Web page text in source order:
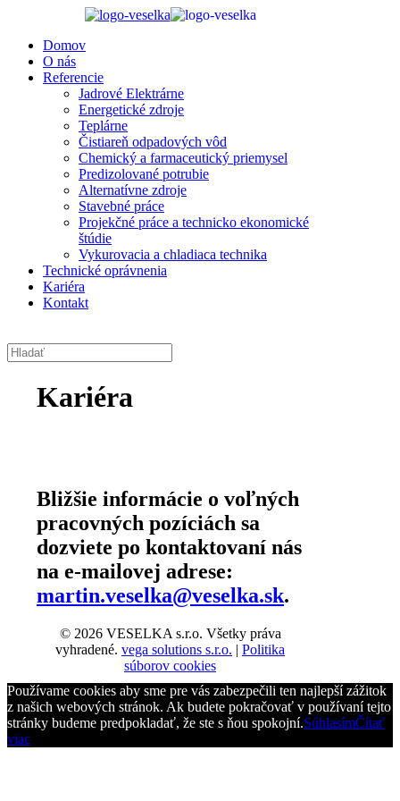
Domov
O nás
Referencie
Jadrové Elektrárne
Energetické zdroje
Teplárne
Čistiareň odpadových vôd
Chemický a farmaceutický priemysel
Predizolované potrubie
Alternatívne zdroje
Stavebné práce
Projekčné práce a technicko ekonomické
štúdie
Vykurovacia a chladiaca technika
Technické oprávnenia
Kariéra
Kontakt
Kariéra
Bližšie informácie o voľných
pracovných pozíciách sa
dozviete po kontaktovaní nás
na e-mailovej adrese:
martin.veselka@veselka.sk.
© 2026 VESELKA s.r.o. Všetky práva
vyhradené. vega solutions s.r.o. | Politika
súborov cookies
Používame cookies aby sme pre vás zabezpečili ten najlepší zážitok
z našich webových stránok. Ak budete pokračovať v používaní tejto
stránky budeme predpokladať, že ste s ňou spokojní.SúhlasímČítať
viac